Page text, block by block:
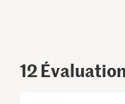
12